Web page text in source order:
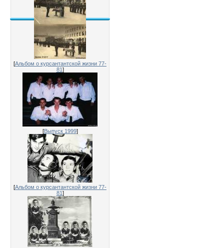
[Альбом о курсантантской жизни 77-
81]
[Выпуск 1999]
[Альбом о курсантантской жизни 77-
81]